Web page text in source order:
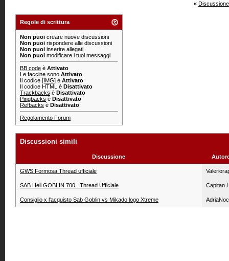
«
Regole di scrittura
Non puoi creare nuove discussioni
Non puoi rispondere alle discussioni
Non puoi inserire allegati
Non puoi modificare i tuoi messaggi
BB code è Attivato
Le faccine sono Attivato
Il codice [IMG] è Attivato
Il codice HTML è Disattivato
Trackbacks è Disattivato
Pingbacks è Disattivato
Refbacks è Disattivato
Regolamento Forum
Discussioni simili
Discussione
GWS Formosa Thread ufficiale
SAB Heli GOBLIN 700...Thread Ufficiale Capitan
Consiglio x l'acquisto Sab Goblin vs Mikado logo Xtreme